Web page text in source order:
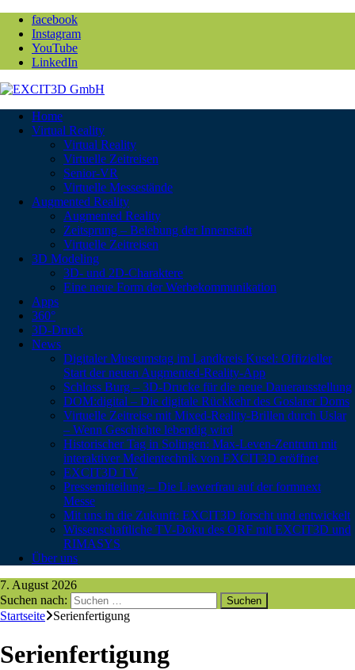
facebook
Instagram
YouTube
LinkedIn
Home
Virtual Reality
Virtual Reality
Virtuelle Zeitreisen
Senior-VR
Virtuelle Messestände
Augmented Reality
Augmented Reality
Zeitsprung – Belebung der Innenstadt
Virtuelle Zeitreisen
3D Modeling
3D- und 2D-Charaktere
Eine neue Form der Werbekommunikation
Apps
360°
3D-Druck
News
Digitaler Museumstag im Landkreis Kusel: Offizieller
Start der neuen Augmented-Reality-App
Schloss Burg – 3D-Drucke für die neue Dauerausstellung
DOM:digital – Die digitale Rückkehr des Goslarer Doms
Virtuelle Zeitreise mit Mixed-Reality-Brillen durch Uslar
– Wenn Geschichte lebendig wird
Historischer Tag in Solingen: Max-Leven-Zentrum mit
interaktiver Medientechnik von EXCIT3D eröffnet
EXCIT3D TV
Pressemitteilung – Die Liewerfrau auf der formnext
Messe
Mit uns in die Zukunft: EXCIT3D forscht und entwickelt
Wissenschaftliche TV-Doku des ORF mit EXCIT3D und
RIMASYS
Über uns
7. August 2026
Suchen nach:
Startseite
Serienfertigung
Serienfertigung